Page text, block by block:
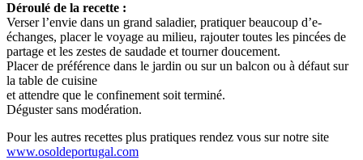
Déroulé de la recette :
Verser l’envie dans un grand saladier, pratiquer beaucoup d’e-
échanges, placer le voyage au milieu, rajouter toutes les pincées de
partage et les zestes de saudade et tourner doucement.
Placer de préférence dans le jardin ou sur un balcon ou à défaut sur
la table de cuisine
et attendre que le confinement soit terminé.
Déguster sans modération.
Pour les autres recettes plus pratiques rendez vous sur notre site
www.osoldeportugal.com